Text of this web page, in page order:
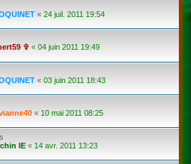
« 24 juil. 2011 19:54
✞ « 04 juin 2011 19:49
« 03 juin 2011 18:43
« 10 mai 2011 08:25
IE « 14 avr. 2011 13:23